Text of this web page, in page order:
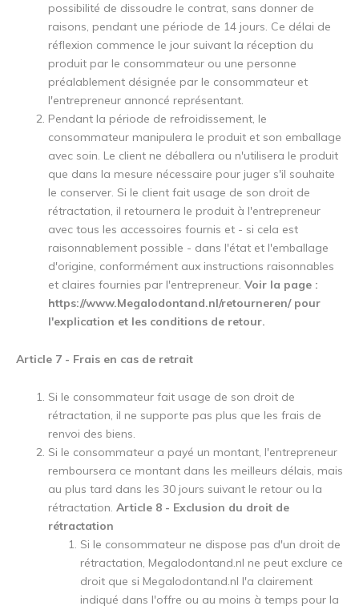
possibilité de dissoudre le contrat, sans donner de
raisons, pendant une période de 14 jours. Ce délai de
réflexion commence le jour suivant la réception du
produit par le consommateur ou une personne
préalablement désignée par le consommateur et
l'entrepreneur annoncé représentant.
Pendant la période de refroidissement, le
consommateur manipulera le produit et son emballage
avec soin. Le client ne déballera ou n'utilisera le produit
que dans la mesure nécessaire pour juger s'il souhaite
le conserver. Si le client fait usage de son droit de
rétractation, il retournera le produit à l'entrepreneur
avec tous les accessoires fournis et - si cela est
raisonnablement possible - dans l'état et l'emballage
d'origine, conformément aux instructions raisonnables
et claires fournies par l'entrepreneur. Voir la page :
https://www.Megalodontand.nl/retourneren/ pour
l'explication et les conditions de retour.
Article 7 - Frais en cas de retrait
Si le consommateur fait usage de son droit de
rétractation, il ne supporte pas plus que les frais de
renvoi des biens.
Si le consommateur a payé un montant, l'entrepreneur
remboursera ce montant dans les meilleurs délais, mais
au plus tard dans les 30 jours suivant le retour ou la
rétractation. Article 8 - Exclusion du droit de
rétractation
Si le consommateur ne dispose pas d'un droit de
rétractation, Megalodontand.nl ne peut exclure ce
droit que si Megalodontand.nl l'a clairement
indiqué dans l'offre ou au moins à temps pour la